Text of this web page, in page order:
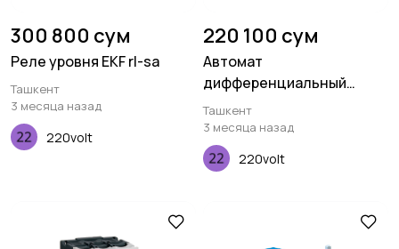
300 800 сум
Реле уровня EKF rl-sa
Ташкент
3 месяца назад
220volt
220 100 сум
Автомат
дифференциальный
CHINT NXBLE-63 4P C63
30mA 6kA
Ташкент
3 месяца назад
220volt